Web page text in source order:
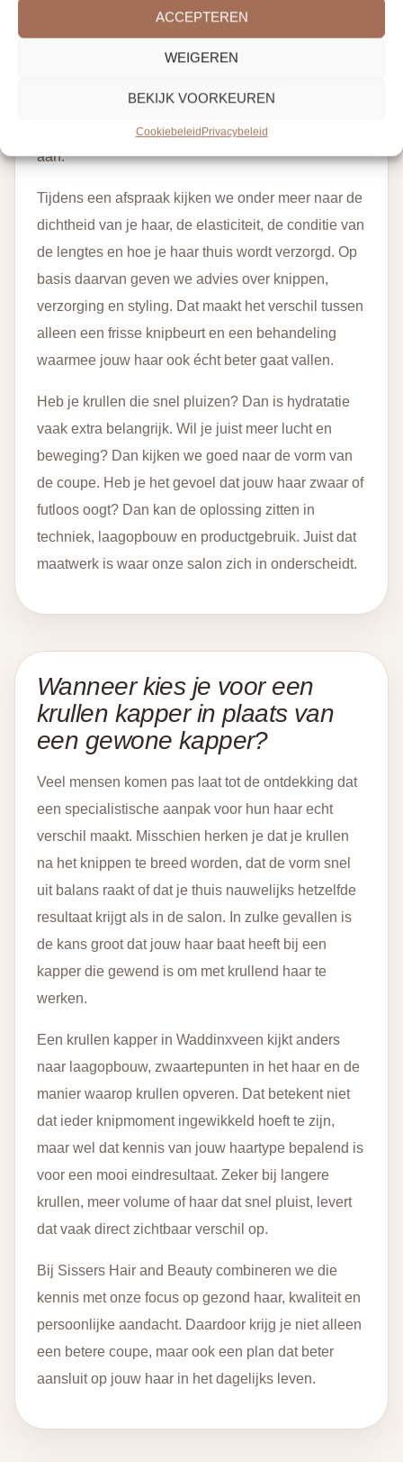
ACCEPTEREN
WEIGEREN
BEKIJK VOORKEUREN
CookiebeleidPrivacybeleid
een vollere krul die snel droog aanvoelt of juist veel
krullen kapper in Waddinxveen kijkt naar wat jouw
haar nodig heeft en past daar de behandeling op
aan.
Tijdens een afspraak kijken we onder meer naar de
dichtheid van je haar, de elasticiteit, de conditie van
de lengtes en hoe je haar thuis wordt verzorgd. Op
basis daarvan geven we advies over knippen,
verzorging en styling. Dat maakt het verschil tussen
alleen een frisse knipbeurt en een behandeling
waarmee jouw haar ook écht beter gaat vallen.
Heb je krullen die snel pluizen? Dan is hydratatie
vaak extra belangrijk. Wil je juist meer lucht en
beweging? Dan kijken we goed naar de vorm van
de coupe. Heb je het gevoel dat jouw haar zwaar of
futloos oogt? Dan kan de oplossing zitten in
techniek, laagopbouw en productgebruik. Juist dat
maatwerk is waar onze salon zich in onderscheidt.
Wanneer kies je voor een
krullen kapper in plaats van
een gewone kapper?
Veel mensen komen pas laat tot de ontdekking dat
een specialistische aanpak voor hun haar echt
verschil maakt. Misschien herken je dat je krullen
na het knippen te breed worden, dat de vorm snel
uit balans raakt of dat je thuis nauwelijks hetzelfde
resultaat krijgt als in de salon. In zulke gevallen is
de kans groot dat jouw haar baat heeft bij een
kapper die gewend is om met krullend haar te
werken.
Een krullen kapper in Waddinxveen kijkt anders
naar laagopbouw, zwaartepunten in het haar en de
manier waarop krullen opveren. Dat betekent niet
dat ieder knipmoment ingewikkeld hoeft te zijn,
maar wel dat kennis van jouw haartype bepalend is
voor een mooi eindresultaat. Zeker bij langere
krullen, meer volume of haar dat snel pluist, levert
dat vaak direct zichtbaar verschil op.
Bij Sissers Hair and Beauty combineren we die
kennis met onze focus op gezond haar, kwaliteit en
persoonlijke aandacht. Daardoor krijg je niet alleen
een betere coupe, maar ook een plan dat beter
aansluit op jouw haar in het dagelijks leven.